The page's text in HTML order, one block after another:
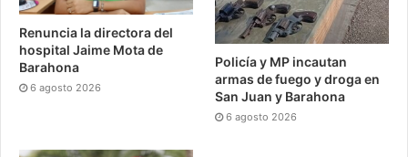
Renuncia la directora del
hospital Jaime Mota de
Barahona
6 agosto 2026
Policía y MP incautan
armas de fuego y droga en
San Juan y Barahona
6 agosto 2026